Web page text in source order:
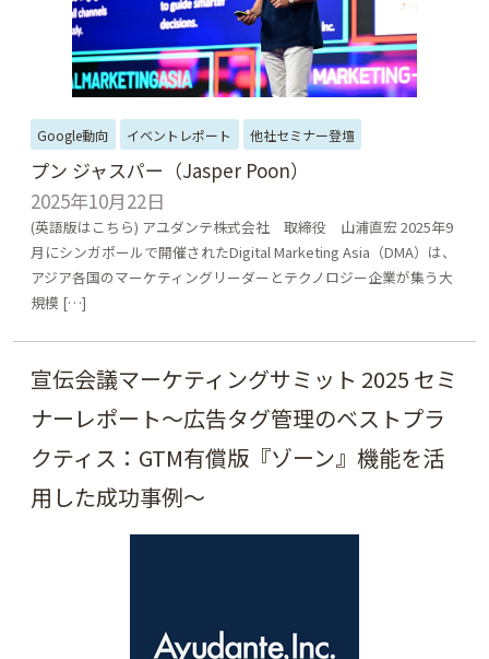
Google動向 イベントレポート 他社セミナー登壇
プン ジャスパー（Jasper Poon）
2025年10月22日
(英語版はこちら) アユダンテ株式会社 取締役 山浦直宏 2025年9
月にシンガポールで開催されたDigital Marketing Asia（DMA）は、
アジア各国のマーケティングリーダーとテクノロジー企業が集う大
規模 […]
宣伝会議マーケティングサミット 2025 セミ
ナーレポート～広告タグ管理のベストプラ
クティス：GTM有償版『ゾーン』機能を活
用した成功事例～